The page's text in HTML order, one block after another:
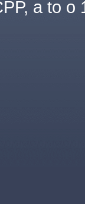
a to o